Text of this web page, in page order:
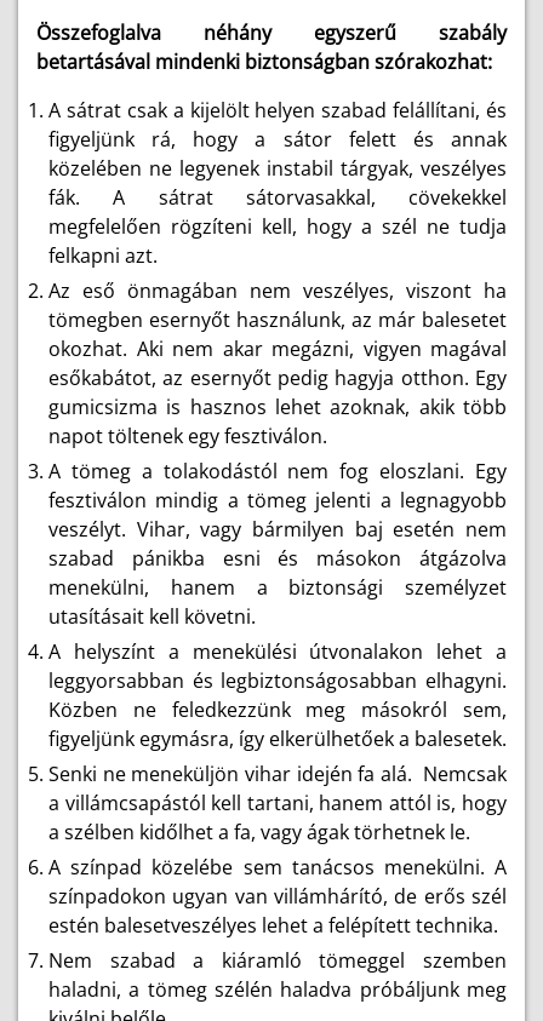
Összefoglalva néhány egyszerű szabály
betartásával mindenki biztonságban szórakozhat:
A sátrat csak a kijelölt helyen szabad felállítani, és
figyeljünk rá, hogy a sátor felett és annak
közelében ne legyenek instabil tárgyak, veszélyes
fák. A sátrat sátorvasakkal, cövekekkel
megfelelően rögzíteni kell, hogy a szél ne tudja
felkapni azt.
Az eső önmagában nem veszélyes, viszont ha
tömegben esernyőt használunk, az már balesetet
okozhat. Aki nem akar megázni, vigyen magával
esőkabátot, az esernyőt pedig hagyja otthon. Egy
gumicsizma is hasznos lehet azoknak, akik több
napot töltenek egy fesztiválon.
A tömeg a tolakodástól nem fog eloszlani. Egy
fesztiválon mindig a tömeg jelenti a legnagyobb
veszélyt. Vihar, vagy bármilyen baj esetén nem
szabad pánikba esni és másokon átgázolva
menekülni, hanem a biztonsági személyzet
utasításait kell követni.
A helyszínt a menekülési útvonalakon lehet a
leggyorsabban és legbiztonságosabban elhagyni.
Közben ne feledkezzünk meg másokról sem,
figyeljünk egymásra, így elkerülhetőek a balesetek.
Senki ne meneküljön vihar idején fa alá. Nemcsak
a villámcsapástól kell tartani, hanem attól is, hogy
a szélben kidőlhet a fa, vagy ágak törhetnek le.
A színpad közelébe sem tanácsos menekülni. A
színpadokon ugyan van villámhárító, de erős szél
estén balesetveszélyes lehet a felépített technika.
Nem szabad a kiáramló tömeggel szemben
haladni, a tömeg szélén haladva próbáljunk meg